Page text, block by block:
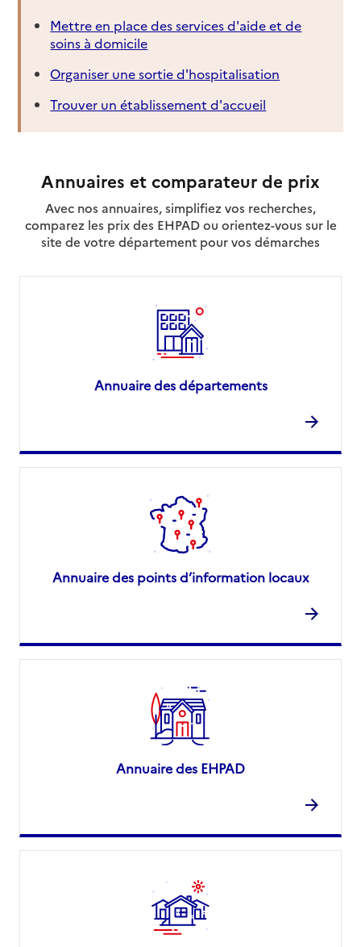
Mettre en place des services d'aide et de
soins à domicile
Organiser une sortie d'hospitalisation
Trouver un établissement d'accueil
Annuaires et comparateur de prix
Avec nos annuaires, simplifiez vos recherches,
comparez les prix des EHPAD ou orientez-vous sur le
site de votre département pour vos démarches
Annuaire des départements
Annuaire des points d’information locaux
Annuaire des EHPAD